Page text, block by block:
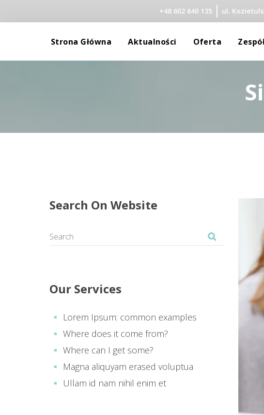
+48 602 640 135 ul.
Strona Główna Aktualności Oferta
Standardy Ochrony
Robert Rejniak
Marzena
Monika Merc-
Szymon Borsich
Agnieszka Kobus-
Search On Website
Our Service
Lorem Ipsum: common example
Where does it come from?
Where can I get some?
Magna aliquyam erased voluptua
Ullam id nam nihil enim et